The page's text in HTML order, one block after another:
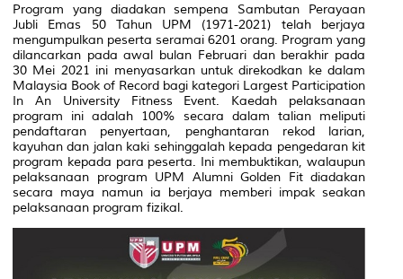
Program yang diadakan sempena Sambutan Perayaan
Jubli Emas 50 Tahun UPM (1971-2021) telah berjaya
mengumpulkan peserta seramai 6201 orang. Program yang
dilancarkan pada awal bulan Februari dan berakhir pada
30 Mei 2021 ini menyasarkan untuk direkodkan ke dalam
Malaysia Book of Record bagi kategori Largest Participation
In An University Fitness Event. Kaedah pelaksanaan
program ini adalah 100% secara dalam talian meliputi
pendaftaran penyertaan, penghantaran rekod larian,
kayuhan dan jalan kaki sehinggalah kepada pengedaran kit
program kepada para peserta. Ini membuktikan, walaupun
pelaksanaan program UPM Alumni Golden Fit diadakan
secara maya namun ia berjaya memberi impak seakan
pelaksanaan program fizikal.